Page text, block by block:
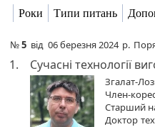
Роки Типи питань
№5 від 06 березня 2024 р.
1. Сучасні технології
Згалат-
Член-
Старший
Доктор